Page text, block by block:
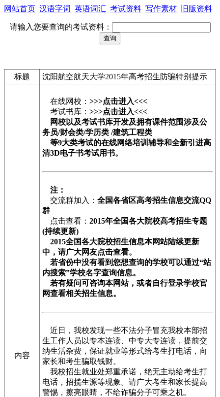
网站首页 汉语字词 英语词汇 考试资料 写作素材 旧版资料
请输入您要查询的考试资料：
标题 沈阳航空航天大学2015年高考招生防骗特别提示
内容
在线网校： >>>点击进入<<<
考试书库： >>>点击进入<<<
网校以及考试书库开发及拥有课件范围涉及公
务员/财会类/学历类 /建筑工程类
等9大类考试的在线网络培训辅导和全新引进高
清3D电子书考试用书。
注：
交流群加入： 全国各省区高考招生信息交流QQ
群
点击查看： 2015年全国各大院校高考招生专题
(持续更新)
2015全国各大院校招生信息本网站陆续更新
中，请广大网友点击查看。
若省份中没有看到您想查询的学校可以通过“站
内搜索”学校名字查询信息。
若有疑问可咨询本网站，或者自行登录学校官
网查看相关招生信息。
近日，我校发现一些不法分子冒充我校本部招
生工作人员以专本连读、中专大专连读，提前交
纳生活杂费，保证就业等形式给考生打电话，向
家长和考生骗取钱财。
我校招生就业处郑重承诺，绝无主动给考生打
电话，招揽生源等现象。请广大考生和家长提高
警惕，擦亮眼睛，不给诈骗分子可乘之机。